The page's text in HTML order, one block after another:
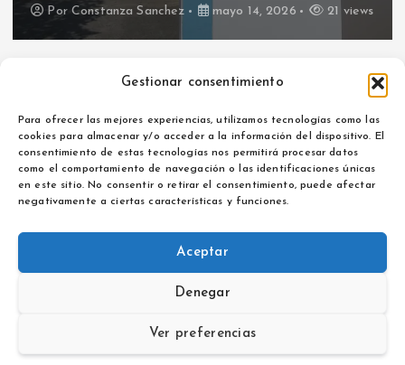
Gestionar consentimiento
Para ofrecer las mejores experiencias, utilizamos tecnologías como las
cookies para almacenar y/o acceder a la información del dispositivo. El
consentimiento de estas tecnologías nos permitirá procesar datos
como el comportamiento de navegación o las identificaciones únicas
en este sitio. No consentir o retirar el consentimiento, puede afectar
negativamente a ciertas características y funciones.
Aceptar
Denegar
Ver preferencias
Por Constanza Sanchez mayo 14, 2026 21 views
Aviso legal
Política de privacidad
Copyright © 2026 La Opinión de La Rioja | Powered by